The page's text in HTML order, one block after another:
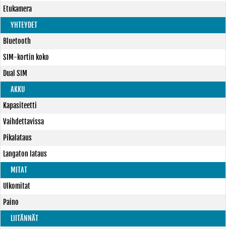
Etukamera
YHTEYDET
Bluetooth
SIM-kortin koko
Dual SIM
AKKU
Kapasiteetti
Vaihdettavissa
Pikalataus
Langaton lataus
MITAT
Ulkomitat
Paino
LIITÄNNÄT